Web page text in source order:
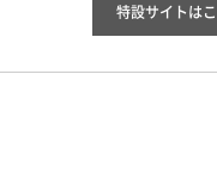
特設サイトは